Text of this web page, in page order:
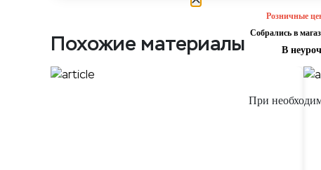
Похожие материалы
Розничные
Собрались в
В
При